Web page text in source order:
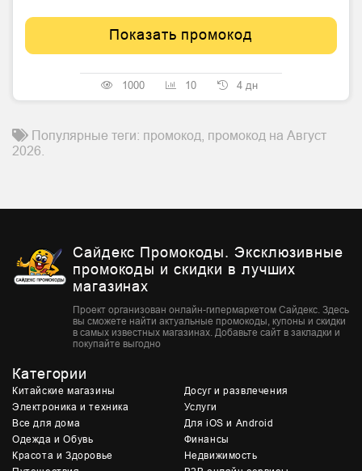
Показать промокод
1000 10 4 дн
Популярные теги: промокод, промокод на Август
2026.
Сайдекс Промокоды. Эксклюзивные
промокоды и скидки в лучших
магазинах
Проект организован онлайн-гипермаркетом Сайдекс. Здесь
вы сможете найти актуальные промокоды, купоны и скидки
в самых известных магазинах. Добавьте сайт в закладки и
покупайте выгодно
Категории
Китайские магазины
Электроника и техника
Все для дома
Одежда и Обувь
Красота и Здоровье
Досуг и развлечения
Услуги
Для iOS и Android
Финансы
Недвижимость